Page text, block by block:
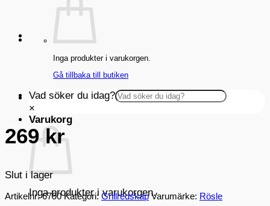
Inga produkter i varukorgen.
Gå tillbaka till butiken
Vad söker du idag?
×
Varukorg
Inga produkter i varukorgen.
269kr
Slut i lager
Artikelnr:6790 Kategori: Grillredskap Varumärke: Rösle